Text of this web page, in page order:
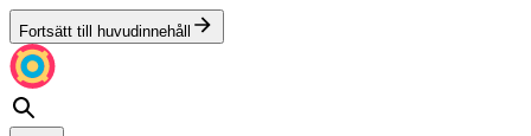
Fortsätt till huvudinnehåll